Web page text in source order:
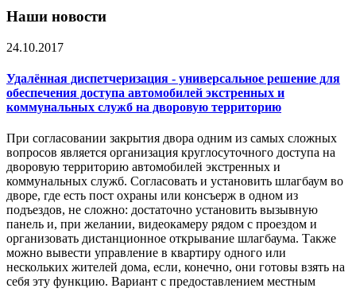
Наши новости
24.10.2017
Удалённая диспетчеризация - универсальное решение для
обеспечения доступа автомобилей экстренных и
коммунальных служб на дворовую территорию
При согласовании закрытия двора одним из самых сложных
вопросов является организация круглосуточного доступа на
дворовую территорию автомобилей экстренных и
коммунальных служб. Согласовать и установить шлагбаум во
дворе, где есть пост охраны или консъерж в одном из
подъездов, не сложно: достаточно установить вызывную
панель и, при желании, видеокамеру рядом с проездом и
организовать дистанционное открывание шлагбаума. Также
можно вывести управление в квартиру одного или
нескольких жителей дома, если, конечно, они готовы взять на
себя эту функцию. Вариант с предоставлением местным